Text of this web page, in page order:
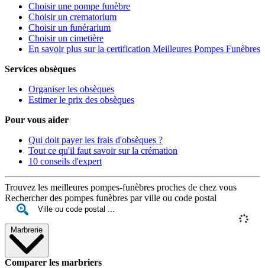
Choisir une pompe funèbre
Choisir un crematorium
Choisir un funérarium
Choisir un cimetière
En savoir plus sur la certification Meilleures Pompes Funèbres
Services obsèques
Organiser les obsèques
Estimer le prix des obsèques
Pour vous aider
Qui doit payer les frais d'obsèques ?
Tout ce qu'il faut savoir sur la crémation
10 conseils d'expert
Trouvez les meilleures pompes-funèbres proches de chez vous
Rechercher des pompes funèbres par ville ou code postal
Marbrerie
Comparer les marbriers